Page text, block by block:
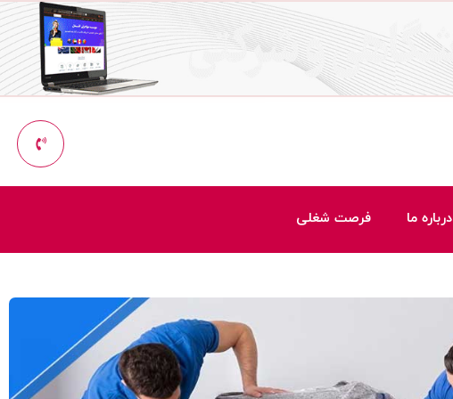
درباره ما فرصت شغلی